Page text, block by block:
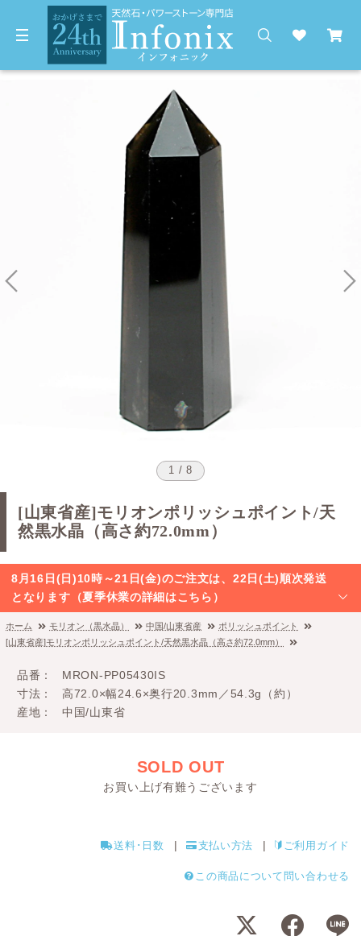
1 / 8
[山東省産]モリオンポリッシュポイント/天
然黒水晶（高さ約72.0mm）
8月16日(日)10時～21日(金)のご注文は、22日(土)順次発送
となります（夏季休業の詳細はこちら）
ホーム モリオン（黒水晶） 中国/山東省産
ポリッシュポイント
[山東省産]モリオンポリッシュポイント/天然黒水晶（高さ約72.0mm）
品番
MRON-PP05430IS
寸法
高72.0×幅24.6×奥行20.3mm／54.3g（約）
産地
中国/山東省
SOLD OUT
お買い上げ有難うございます
送料･日数 支払い方法 ご利用ガイド
この商品について問い合わせる